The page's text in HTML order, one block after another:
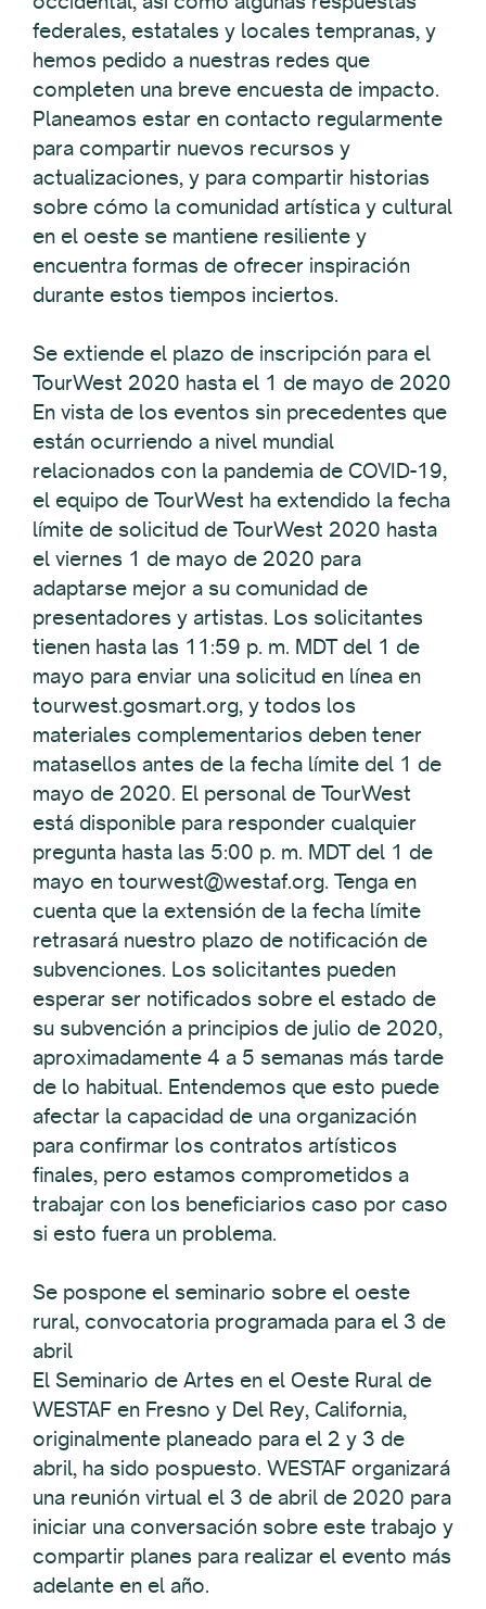
federales, estatales y locales tempranas, y
hemos pedido a nuestras redes que
completen una breve encuesta de impacto.
Planeamos estar en contacto regularmente
para compartir nuevos recursos y
actualizaciones, y para compartir historias
sobre cómo la comunidad artística y cultural
en el oeste se mantiene resiliente y
encuentra formas de ofrecer inspiración
durante estos tiempos inciertos.
Se extiende el plazo de inscripción para el
TourWest 2020 hasta el 1 de mayo de 2020
En vista de los eventos sin precedentes que
están ocurriendo a nivel mundial
relacionados con la pandemia de COVID-19,
el equipo de TourWest ha extendido la fecha
límite de solicitud de TourWest 2020 hasta
el viernes 1 de mayo de 2020 para
adaptarse mejor a su comunidad de
presentadores y artistas. Los solicitantes
tienen hasta las 11:59 p. m. MDT del 1 de
mayo para enviar una solicitud en línea en
tourwest.gosmart.org, y todos los
materiales complementarios deben tener
matasellos antes de la fecha límite del 1 de
mayo de 2020. El personal de TourWest
está disponible para responder cualquier
pregunta hasta las 5:00 p. m. MDT del 1 de
mayo en tourwest@westaf.org. Tenga en
cuenta que la extensión de la fecha límite
retrasará nuestro plazo de notificación de
subvenciones. Los solicitantes pueden
esperar ser notificados sobre el estado de
su subvención a principios de julio de 2020,
aproximadamente 4 a 5 semanas más tarde
de lo habitual. Entendemos que esto puede
afectar la capacidad de una organización
para confirmar los contratos artísticos
finales, pero estamos comprometidos a
trabajar con los beneficiarios caso por caso
si esto fuera un problema.
Se pospone el seminario sobre el oeste
rural, convocatoria programada para el 3 de
abril
El Seminario de Artes en el Oeste Rural de
WESTAF en Fresno y Del Rey, California,
originalmente planeado para el 2 y 3 de
abril, ha sido pospuesto. WESTAF organizará
una reunión virtual el 3 de abril de 2020 para
iniciar una conversación sobre este trabajo y
compartir planes para realizar el evento más
adelante en el año.